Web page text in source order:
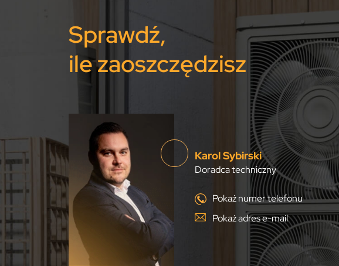
Sprawdź,
ile zaoszczędzisz
Karol Sybirski
Doradca techniczny
Pokaż numer telefonu
Pokaż adres e-mail